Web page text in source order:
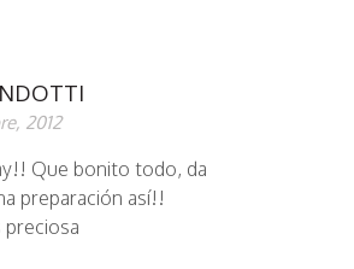
2012
Que bonito todo, da
preparación así!!
preciosa